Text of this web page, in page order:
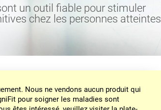
un outil fiable pour stimuler
chez les personnes atteintes
Nous ne vendons aucun produit qui
pour soigner les maladies sont